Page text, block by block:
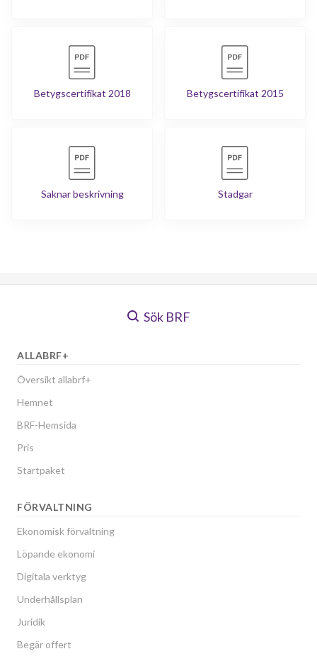
Betygscertifikat 2018 Betygscertifikat 2015
Saknar beskrivning Stadgar
Sök BRF
ALLABRF+
Översikt allabrf+
Hemnet
BRF-Hemsida
Pris
Startpaket
FÖRVALTNING
Ekonomisk förvaltning
Löpande ekonomi
Digitala verktyg
Underhållsplan
Juridik
Begär offert